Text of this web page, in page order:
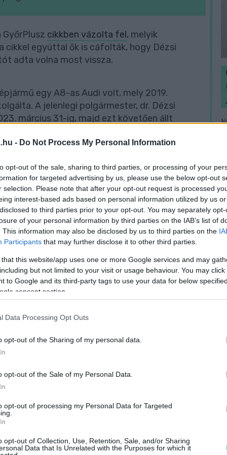
- Do Not Process My Personal Information
opt-out of the sale, sharing to third parties, or processing of your
for targeted advertising by us, please use the below opt-out
selection. Please note that after your opt-out request is processed
interest-based ads based on personal information utilized by us
to third parties prior to your opt-out. You may separately
of your personal information by third parties on the IAB’s list of
This information may also be disclosed by us to third parties on the
Participants that may further disclose it to other third parties.
that this website/app uses one or more Google services and may
but not limited to your visit or usage behaviour. You may
to Google and its third-party tags to use your data for below
consent section.
Data Processing Opt Outs
opt-out of the Sharing of my personal data.
opt-out of the Sale of my Personal Data.
opt-out of processing my Personal Data for Targeted
opt-out of Collection, Use, Retention, Sale, and/or Sharing
Data that Is Unrelated with the Purposes for which it
cikkben vázolta fel, melyik
cikkel egyúttal ők is cáfolták, hogy Dézsi
adta volna most vissza.
egy A8-as Audi volt, mely 2019.
A jelenlegi polgármester, dr. Dézsi
március 31-ig, majd ezt követően állt
hónapig volt városházi forgalomban”
is azt állította, hogy ő a Borkai Zsoltnak
azonban, hogy idén tavasszal új Audi
A GyőrPlusz szerint a Carmen Rent kérte a
hogy a tőlük független szerkesztőségek
még a hatalmat ellenőrző hang, akkor
Nemzeti Újságírók Demokratikus
00000113-44920004.